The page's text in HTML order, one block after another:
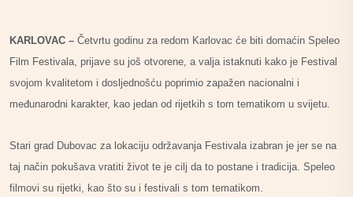
KARLOVAC – Četvrtu godinu za redom Karlovac će biti domaćin Speleo
Film Festivala, prijave su još otvorene, a valja istaknuti kako je Festival
svojom kvalitetom i dosljednošću poprimio zapažen nacionalni i
međunarodni karakter, kao jedan od rijetkih s tom tematikom u svijetu.
Stari grad Dubovac za lokaciju održavanja Festivala izabran je jer se na
taj način pokušava vratiti život te je cilj da to postane i tradicija. Speleo
filmovi su rijetki, kao što su i festivali s tom tematikom.